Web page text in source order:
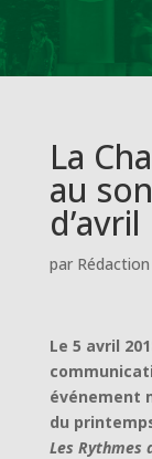
La
au
d’avril
par
Le 5 avril
événement
du
Les Rythmes